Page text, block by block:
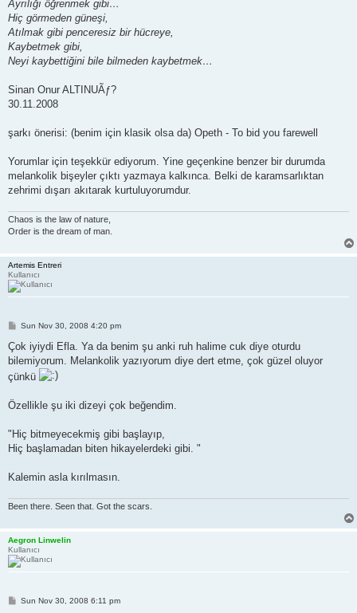
Ayrılığı öğrenmek gibi…
Hiç görmeden güneşi,
Atılmak gibi penceresiz bir hücreye,
Kaybetmek gibi,
Neyi kaybettiğini bile bilmeden kaybetmek…
Sinan Onur ALTINUÃƒ?
30.11.2008
şarkı önerisi: (benim için klasik olsa da) Opeth - To bid you farewell
Yorumlar için teşekkür ediyorum. Yine geçenkine benzer bir durumda
melankolik bişeyler çıktı yazmaya kalkınca. Belki de karamsarlıktan
zehrimi dışarı akıtarak kurtuluyorumdur.
Chaos is the law of nature,
Order is the dream of man.
Artemis Entreri
Kullanıcı
P
s
Sun Nov 30, 2008 4:20 pm
Çok iyiydi Efla. Ya da benim şu anki ruh halime cuk diye oturdu
bilemiyorum. Melankolik yazıyorum diye dert etme, çok güzel oluyor
çünkü
Özellikle şu iki dizeyi çok beğendim.
"Hiç bitmeyecekmiş gibi başlayıp,
Hiç başlamadan biten hikayelerdeki gibi. "
Kalemin asla kırılmasın.
Been there. Seen that. Got the scars.
Aegron Linwelin
Kullanıcı
PSun Nov 30, 2008 6:11 pm